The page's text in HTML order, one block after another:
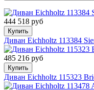
444 518 руб
Купить
Диван Eichholtz 113384
485 216 руб
Купить
Диван Eichholtz 115323